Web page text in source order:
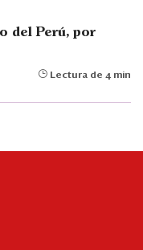
del Perú, por
Lectura de 4 min